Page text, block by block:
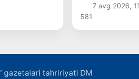
7 avg 2026,
581
gazetalari tahririyati DM